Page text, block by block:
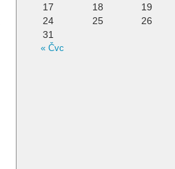
17
18
19
24
25
26
31
« Čvc